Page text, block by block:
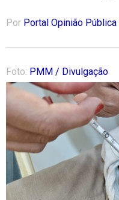
Por Portal Opinião Pública
Foto: PMM / Divulgação